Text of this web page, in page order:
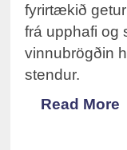
fyrirtækið
frá upphafi og
vinnubrögðin
stendur.
Read More